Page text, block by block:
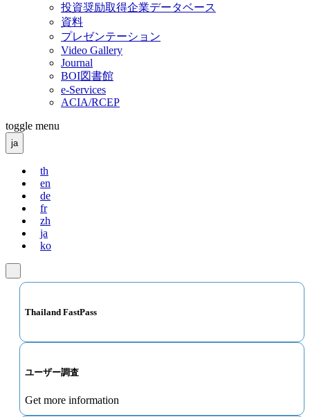
投資奨励取得企業データベース
資料
プレゼンテーション
Video Gallery
Journal
BOI図書館
e-Services
ACIA/RCEP
toggle menu
ja
th
en
de
fr
zh
ja
ko
Thailand FastPass
ユーザー調査
Get more information